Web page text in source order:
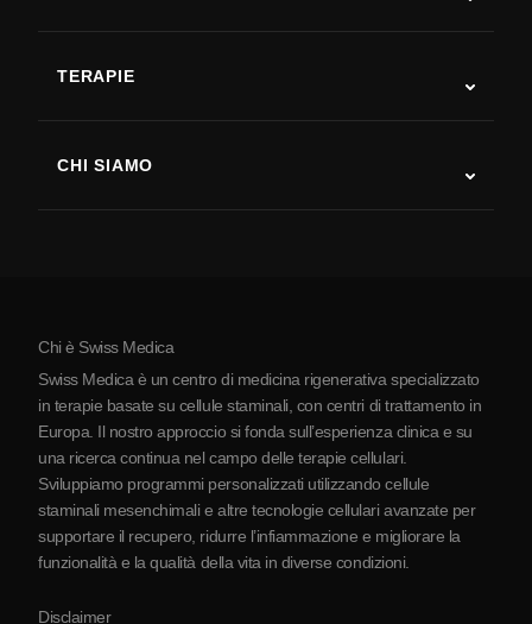
Malattia di Parkinson
Artrite
TERAPIE
CHI SIAMO
La Serbia
Partnership
Chi è Swiss Medica
Swiss Medica è un centro di medicina rigenerativa specializzato
in terapie basate su cellule staminali, con centri di trattamento in
Europa. Il nostro approccio si fonda sull’esperienza clinica e su
una ricerca continua nel campo delle terapie cellulari.
Sviluppiamo programmi personalizzati utilizzando cellule
staminali mesenchimali e altre tecnologie cellulari avanzate per
supportare il recupero, ridurre l’infiammazione e migliorare la
funzionalità e la qualità della vita in diverse condizioni.
Disclaimer